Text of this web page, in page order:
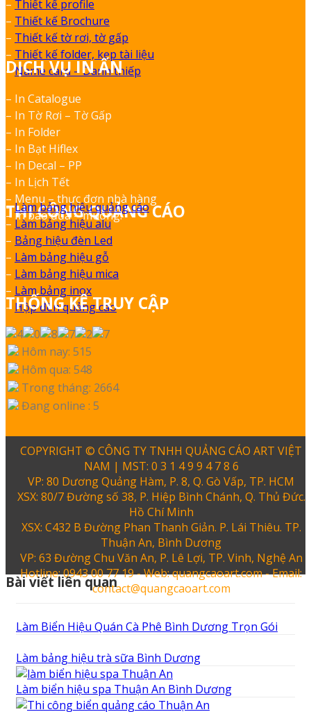
– Thiết kế profile
– Thiết kế Brochure
– Thiết kế tờ rơi, tờ gấp
– Thiết kế folder, kẹp tài liệu
–Name card – Danh thiếp
DỊCH VỤ IN ẤN
– In Catalogue
– In Tờ Rơi – Tờ Gấp
– In Folder
– In Bạt Hiflex
– In Decal – PP
– In Lịch Tết
– Menu – thực đơn nhà hàng
– In bao đũa – muỗng.
THI CÔNG QUẢNG CÁO
–Làm bảng hiệu quảng cáo
– Làm bảng hiệu alu
– Bảng hiệu đèn Led
– Làm bảng hiệu gỗ
– Làm bảng hiệu mica
– Làm bảng inox
– Hộp đèn quảng cáo
THỐNG KÊ TRUY CẬP
Hôm nay: 515
Hôm qua: 548
Trong tháng: 2664
Đang online : 5
COPYRIGHT © CÔNG TY TNHH QUẢNG CÁO ART VIỆT
NAM | MST: 0 3 1 4 9 9 4 7 8 6
VP: 80 Dương Quảng Hàm, P. 8, Q. Gò Vấp, TP. HCM
XSX: 80/7 Đường số 38, P. Hiệp Bình Chánh, Q. Thủ Đức.
Hồ Chí Minh
XSX: C432 B Đường Phan Thanh Giản. P. Lái Thiêu. TP.
Thuận An, Bình Dương
VP: 63 Đường Chu Văn An, P. Lê Lợi, TP. Vinh, Nghệ An
Hotline: 0943 00 77 19 - Web: quangcaoart.com - Email:
contact@quangcaoart.com
Bài viết liên quan
Làm Biển Hiệu Quán Cà Phê Bình Dương Trọn Gói
Làm bảng hiệu trà sữa Bình Dương
Làm biển hiệu spa Thuận An Bình Dương